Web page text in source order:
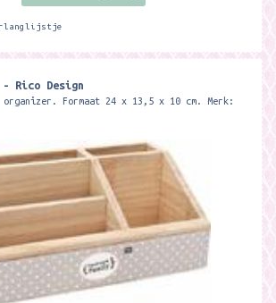
- Rico Design
organizer. Formaat 24 x 13,5 x 10 cm. Merk: